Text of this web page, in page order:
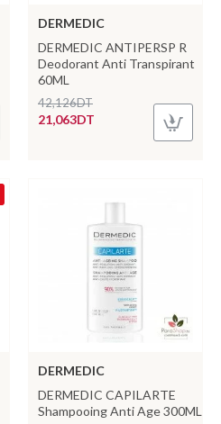
DERMEDIC
DERMEDIC ANTIPERSP R
Deodorant Anti Transpirant
60ML
21,063DT
42,126DT
DERMEDIC
DERMEDIC CAPILARTE
Shampooing Anti Age 300ML